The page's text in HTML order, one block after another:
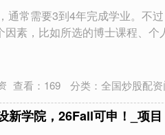
通常需要3到4年完成学业。不
素，比如所选的博士课程、个
查看： 169 分类： 全国炒股配
新学院，26Fall可申！_项目